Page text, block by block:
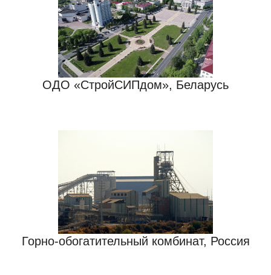
ОДО «СтройСИПдом», Беларусь
Горно-обогатительный комбинат, Россия